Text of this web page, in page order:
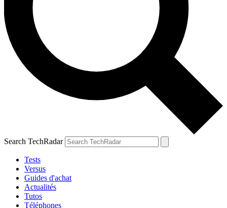
Search TechRadar
Tests
Versus
Guides d'achat
Actualités
Tutos
Téléphones